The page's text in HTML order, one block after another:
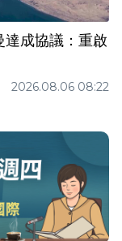
成協議：重啟
2026.08.06 08:22